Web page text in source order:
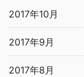
2017年10月
2017年9月
2017年8月